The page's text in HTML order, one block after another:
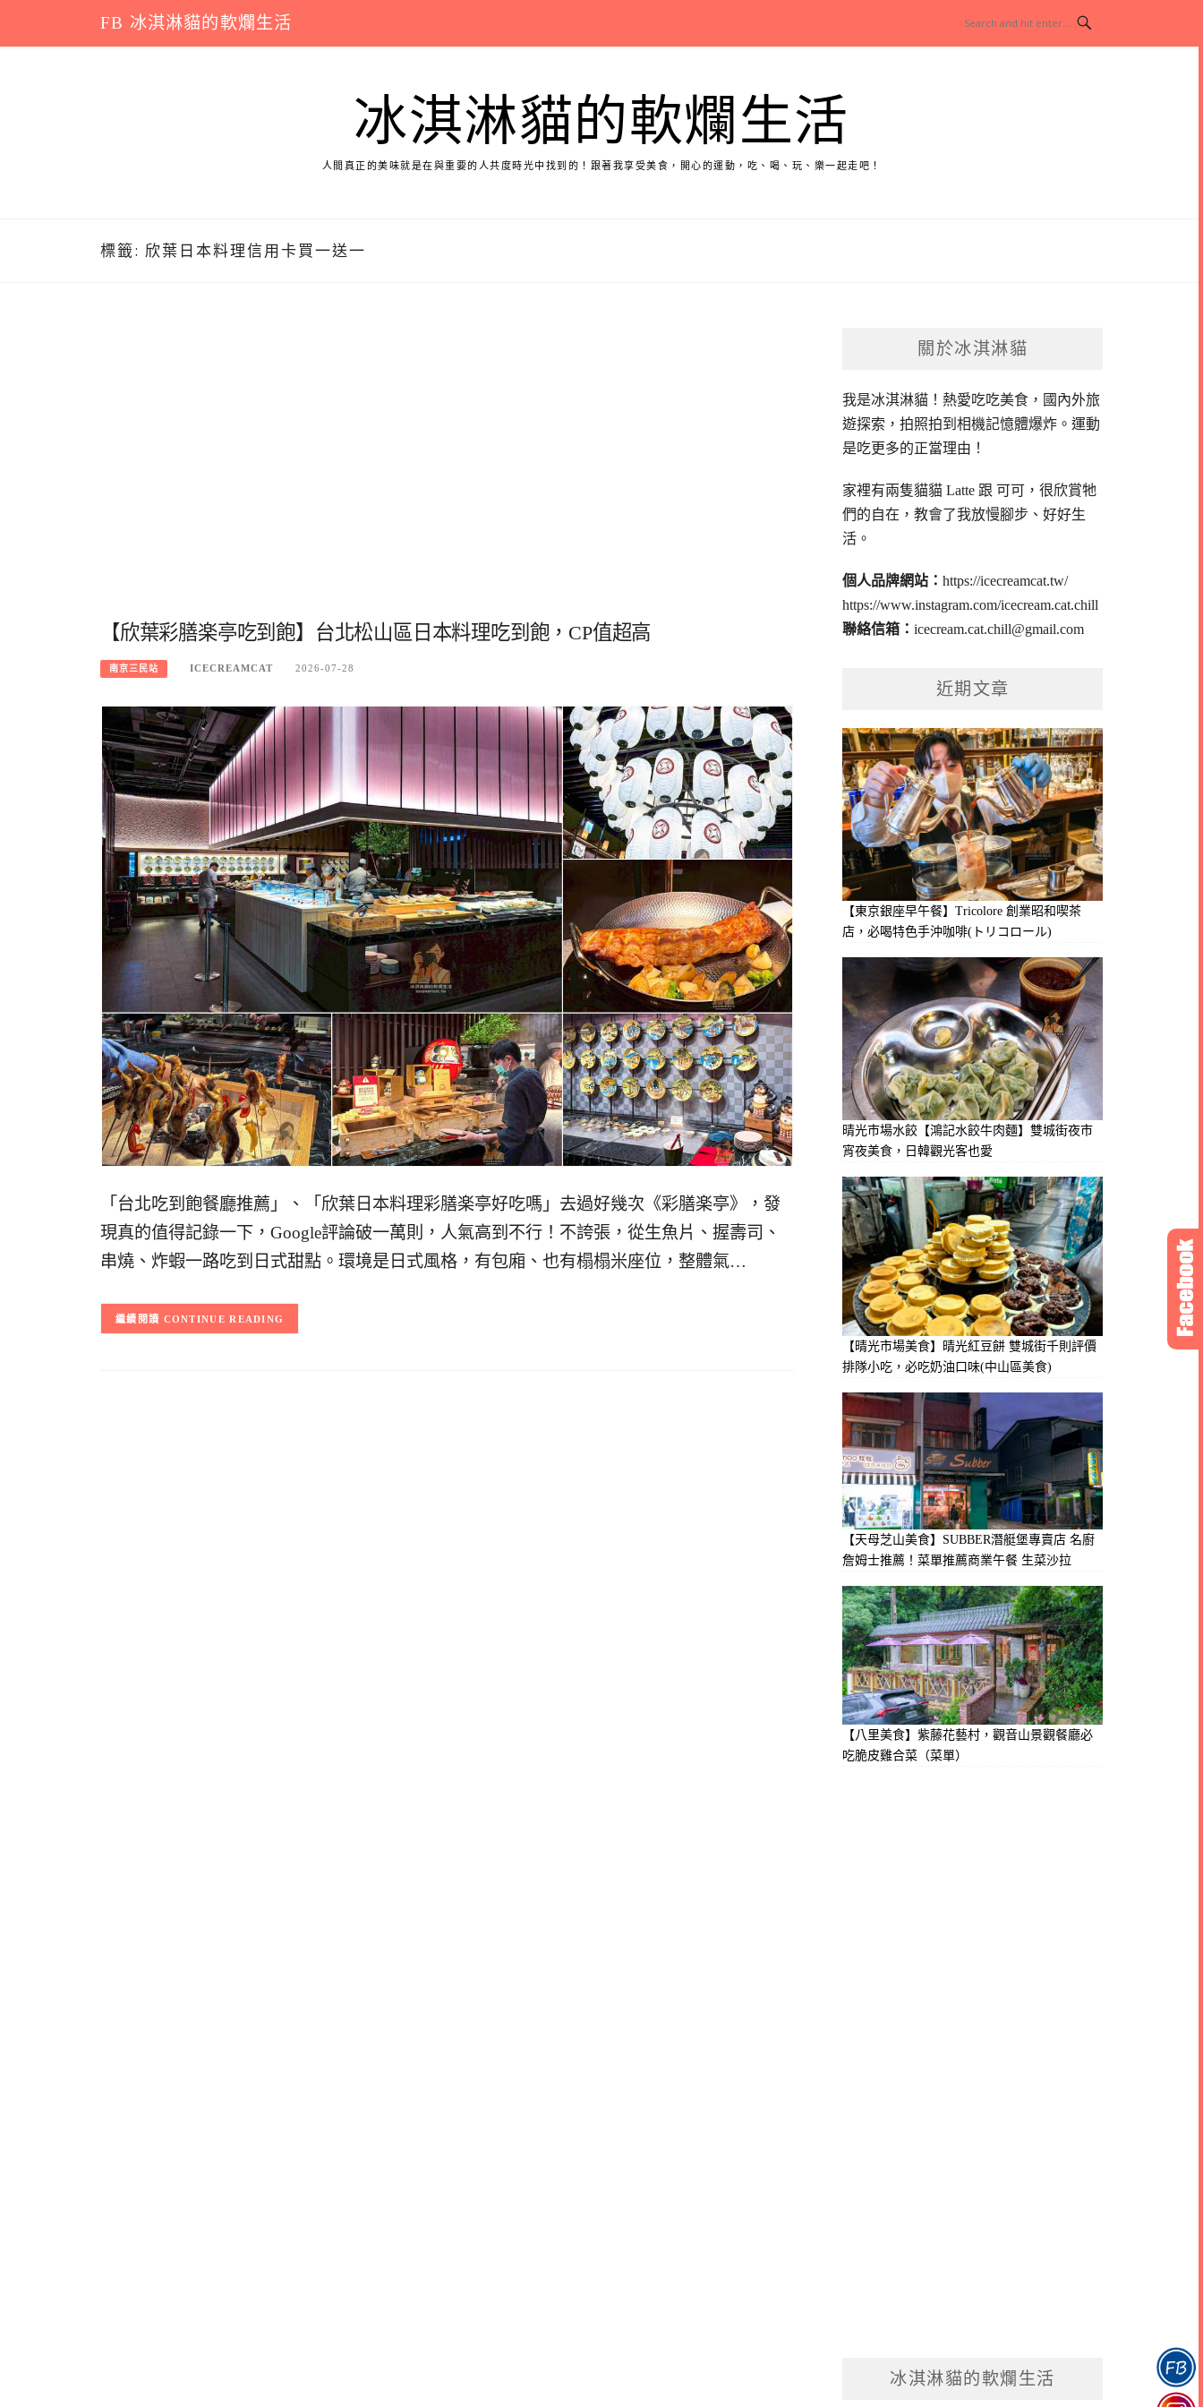
content
FB 冰淇淋貓的軟爛生活
冰淇淋貓的軟爛生活
人間真正的美味就是在與重要的人共度時光中找到的！跟著我享受美食，開心的運動，吃、喝、玩、樂一起走吧！
標籤: 欣葉日本料理信用卡買一送一
【欣葉彩膳楽亭吃到飽】台北松山區日本料理吃到飽，CP值超高
南京三民站 ICECREAMCAT 2026-07-28
「台北吃到飽餐廳推薦」、「欣葉日本料理彩膳楽亭好吃嗎」去過好幾次《彩膳楽亭》，發
現真的值得記錄一下，Google評論破一萬則，人氣高到不行！不誇張，從生魚片、握壽司、
串燒、炸蝦一路吃到日式甜點。環境是日式風格，有包廂、也有榻榻米座位，整體氣…
CONTINUE READING
關於冰淇淋貓
我是冰淇淋貓！ 熱愛吃吃美食，國內外旅
遊探索，拍照拍到相機記憶體爆炸。運動
是吃更多的正當理由！
家裡有兩隻貓貓 Latte 跟 可可，很欣賞牠
們的自在，教會了我放慢腳步、好好生
活。
個人品牌網站：https://icecreamcat.tw/
https://www.instagram.com/icecream.cat.chill
聯絡信箱：icecream.cat.chill@gmail.com
近期文章
【東京銀座早午餐】Tricolore 創業昭和喫茶
店，必喝特色手沖咖啡(トリコロール)
晴光市場水餃【鴻記水餃牛肉麵】雙城街夜市
宵夜美食，日韓觀光客也愛
【晴光市場美食】晴光紅豆餅 雙城街千則評價
排隊小吃，必吃奶油口味(中山區美食)
【天母芝山美食】SUBBER潛艇堡專賣店 名廚
詹姆士推薦！菜單推薦商業午餐 生菜沙拉
【八里美食】紫藤花藝村，觀音山景觀餐廳必
吃脆皮雞合菜（菜單）
冰淇淋貓的軟爛生活